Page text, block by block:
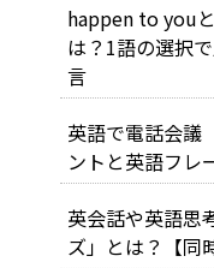
happen to you
は？1語の選択
言
英語で電話会議
ントと英語フレ
英会話や英語思
ズ」とは？【同